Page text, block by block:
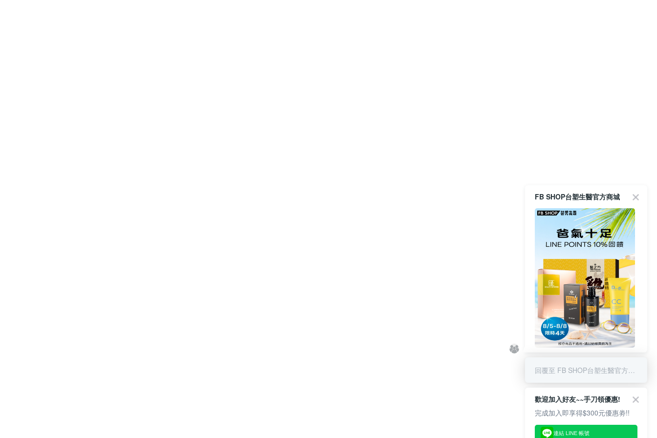
FB SHOP台塑生醫官方商城
回覆至 FB SHOP台塑生醫官方商城
歡迎加入好友~~手刀領優惠!
完成加入即享得$300元優惠劵!!
連結 LINE 帳號